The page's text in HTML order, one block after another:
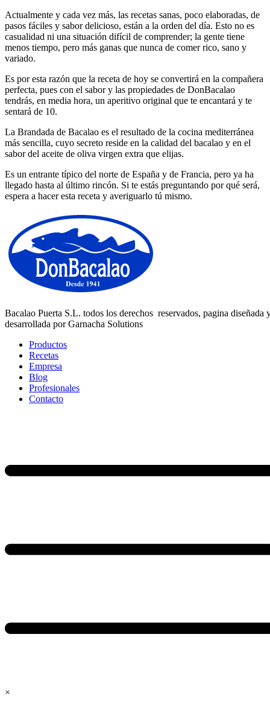
Actualmente y cada vez más, las recetas sanas, poco elaboradas, de
pasos fáciles y sabor delicioso, están a la orden del día. Esto no es
casualidad ni una situación difícil de comprender; la gente tiene
menos tiempo, pero más ganas que nunca de comer rico, sano y
variado.
Es por esta razón que la receta de hoy se convertirá en la compañera
perfecta, pues con el sabor y las propiedades de DonBacalao
tendrás, en media hora, un aperitivo original que te encantará y te
sentará de 10.
La Brandada de Bacalao es el resultado de la cocina mediterránea
más sencilla, cuyo secreto reside en la calidad del bacalao y en el
sabor del aceite de oliva virgen extra que elijas.
Es un entrante típico del norte de España y de Francia, pero ya ha
llegado hasta al último rincón. Si te estás preguntando por qué será,
espera a hacer esta receta y averiguarlo tú mismo.
Bacalao Puerta S.L. todos los derechos reservados, pagina diseñada
desarrollada por Garnacha Solutions
Productos
Recetas
Empresa
Blog
Profesionales
Contacto
×